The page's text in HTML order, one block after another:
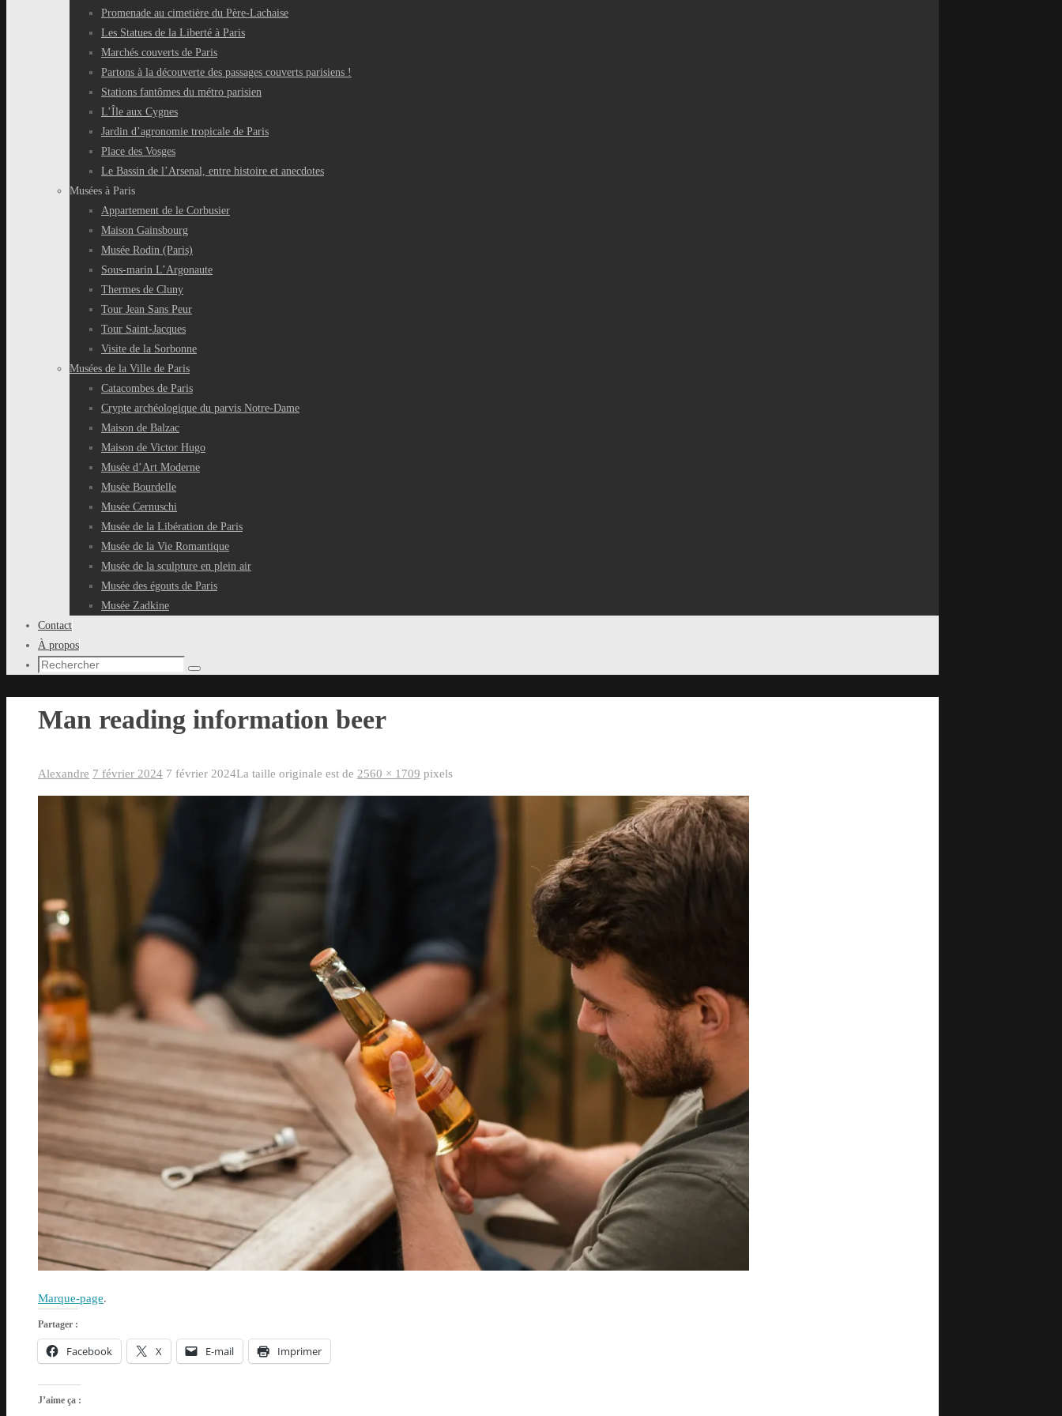
Promenade au cimetière du Père-Lachaise
Les Statues de la Liberté à Paris
Marchés couverts de Paris
Partons à la découverte des passages couverts parisiens !
Stations fantômes du métro parisien
L’Île aux Cygnes
Jardin d’agronomie tropicale de Paris
Place des Vosges
Le Bassin de l’Arsenal, entre histoire et anecdotes
Musées à Paris
Appartement de le Corbusier
Maison Gainsbourg
Musée Rodin (Paris)
Sous-marin L’Argonaute
Thermes de Cluny
Tour Jean Sans Peur
Tour Saint-Jacques
Visite de la Sorbonne
Musées de la Ville de Paris
Catacombes de Paris
Crypte archéologique du parvis Notre-Dame
Maison de Balzac
Maison de Victor Hugo
Musée d’Art Moderne
Musée Bourdelle
Musée Cernuschi
Musée de la Libération de Paris
Musée de la Vie Romantique
Musée de la sculpture en plein air
Musée des égouts de Paris
Musée Zadkine
Contact
À propos
Recherche
Rechercher
Man reading information beer
Alexandre 7 février 2024 7 février 2024La taille originale est de 2560 × 1709 pixels
Marque-page.
Partager :
Facebook X E-mail Imprimer
J’aime ça :